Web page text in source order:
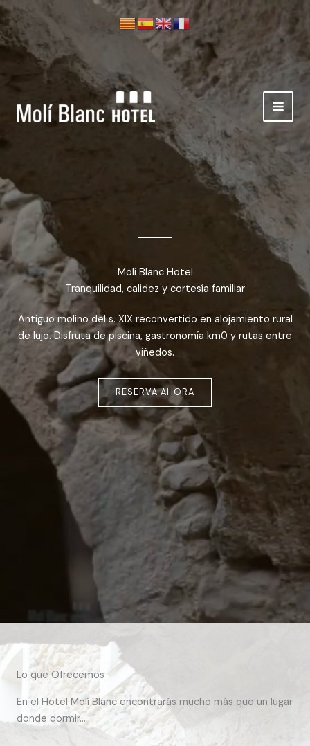
Ir
al
contenido
Molí Blanc Hotel
Tranquilidad, calidez y cortesía familiar
Antiguo molino del s. XIX reconvertido en alojamiento rural
de lujo. Disfruta de piscina, gastronomía km0 y rutas entre
viñedos.
RESERVA AHORA
Lo que Ofrecemos
En el Hotel Molí Blanc encontrarás mucho más que un lugar
donde dormir…